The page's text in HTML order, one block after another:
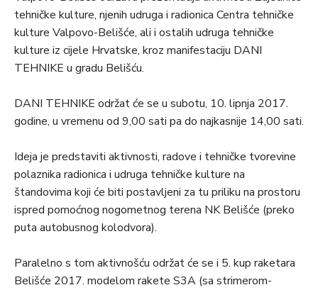
tehničke kulture, njenih udruga i radionica Centra tehničke
kulture Valpovo-Belišće, ali i ostalih udruga tehničke
kulture iz cijele Hrvatske, kroz manifestaciju DANI
TEHNIKE u gradu Belišću.
DANI TEHNIKE održat će se u subotu, 10. lipnja 2017.
godine, u vremenu od 9,00 sati pa do najkasnije 14,00 sati.
Ideja je predstaviti aktivnosti, radove i tehničke tvorevine
polaznika radionica i udruga tehničke kulture na
štandovima koji će biti postavljeni za tu priliku na prostoru
ispred pomoćnog nogometnog terena NK Belišće (preko
puta autobusnog kolodvora).
Paralelno s tom aktivnošću održat će se i 5. kup raketara
Belišće 2017. modelom rakete S3A (sa strimerom-